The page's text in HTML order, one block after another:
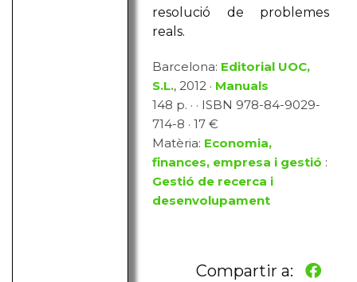
resolució de problemes
reals.
Barcelona: Editorial UOC,
S.L., 2012 · Manuals
148 p. · · ISBN 978-84-9029-
714-8 · 17 €
Matèria: Economia,
finances, empresa i gestió :
Gestió de recerca i
desenvolupament
Compartir a: